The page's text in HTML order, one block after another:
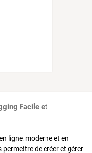
Facile et
ligne, moderne et en
de créer et gérer